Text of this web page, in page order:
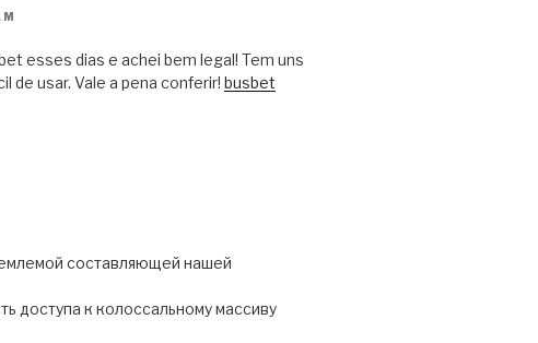
esses dias e achei bem legal! Tem uns
de usar. Vale a pena conferir! busbet
составляющей нашей
доступа к колоссальному массиву